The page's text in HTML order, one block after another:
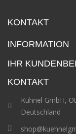
KONTAKT
INFORMATION
IHR
KONTAKT
Kühnel GmbH,
Deutschland